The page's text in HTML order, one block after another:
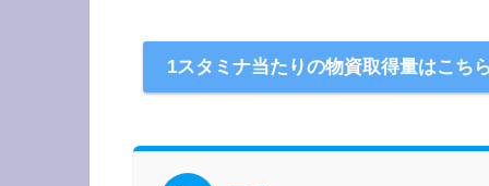
1スタミナ当たりの物資取得量はこち